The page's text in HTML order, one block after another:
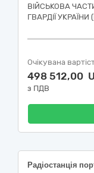
ВІЙСЬКОВА
ГВАРДІЇ УКРАЇНИ
Очікувана
498 512,00
з ПДВ